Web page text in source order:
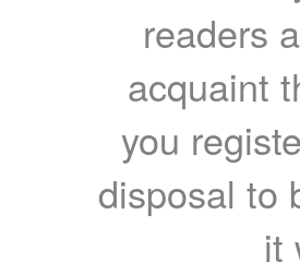
readers
acquaint
you
disposal to
it